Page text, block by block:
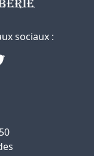
sociaux :